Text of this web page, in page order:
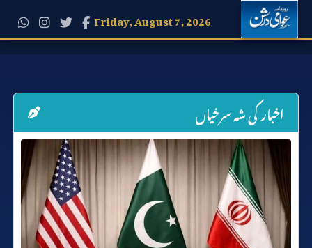
Friday, August 7, 2026
اخبار کی شہ سرخیاں